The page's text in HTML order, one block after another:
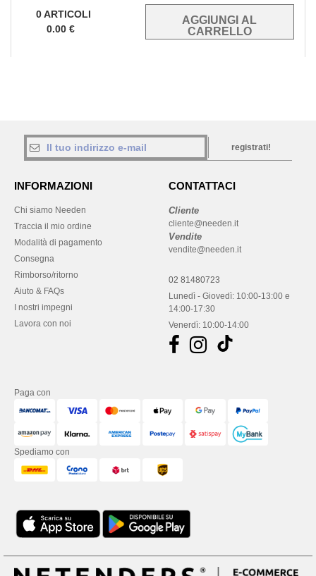
0ARTICOLI
0.00 €
registrati!
INFORMAZIONI
Chi siamo Needen
Traccia il mio ordine
Modalità di pagamento
Consegna
Rimborso/ritorno
Aiuto & FAQs
I nostri impegni
Lavora con noi
CONTATTACI
Cliente
cliente@needen.it
Vendite
vendite@needen.it
02 81480723
Lunedì - Giovedì: 10:00-13:00 e
14:00-17:30
Venerdì: 10:00-14:00
Paga con
Spediamo con